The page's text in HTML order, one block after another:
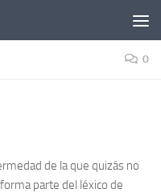
0
de la que quizás no
parte del léxico de